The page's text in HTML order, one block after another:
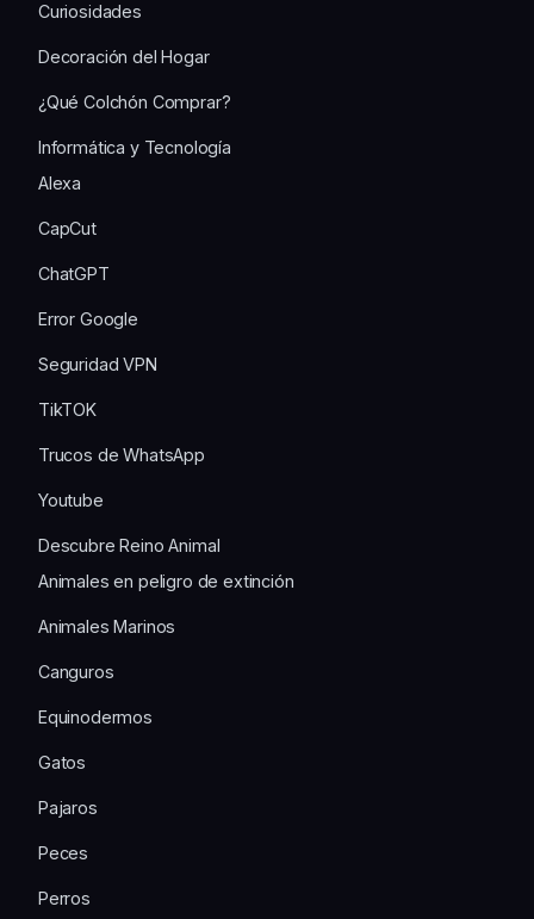
Curiosidades
Decoración del Hogar
¿Qué Colchón Comprar?
Informática y Tecnología
Alexa
CapCut
ChatGPT
Error Google
Seguridad VPN
TikTOK
Trucos de WhatsApp
Youtube
Descubre Reino Animal
Animales en peligro de extinción
Animales Marinos
Canguros
Equinodermos
Gatos
Pajaros
Peces
Perros